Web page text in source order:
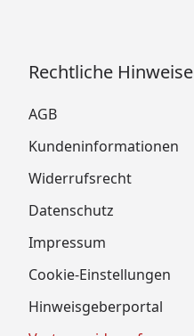
Rechtliche Hinweise
AGB
Kundeninformationen
Widerrufsrecht
Datenschutz
Impressum
Cookie-Einstellungen
Hinweisgeberportal